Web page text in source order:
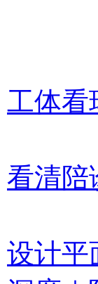
工体看
看清陪
设计平